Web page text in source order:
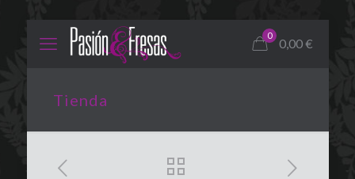
0
0,00€
Tienda